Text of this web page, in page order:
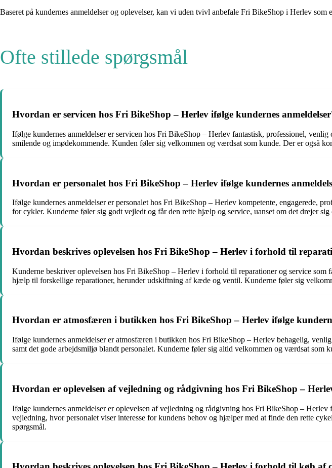
Baseret på kundernes anmeldelser og oplevelser, kan vi uden tvivl anbefale Fri BikeShop i Herlev
Ofte stillede spørgsmål
Hvordan er servicen hos Fri BikeShop – Herlev ifølge kundernes
Ifølge kundernes anmeldelser er servicen hos Fri BikeShop – Herlev fantastisk, professionel,
smilende og imødekommende. Kunden føler sig velkommen og værdsat som kunde. Der er også
Hvordan er personalet hos Fri BikeShop – Herlev ifølge kundernes
Ifølge kundernes anmeldelser er personalet hos Fri BikeShop – Herlev kompetente, engagerede,
for cykler. Kunderne føler sig godt vejledt og får den rette hjælp og service, uanset om det drejer
Hvordan beskrives oplevelsen hos Fri BikeShop – Herlev i forhold til
Kunderne beskriver oplevelsen hos Fri BikeShop – Herlev i forhold til reparationer og service
hjælp til forskellige reparationer, herunder udskiftning af kæde og ventil. Kunderne føler sig
Hvordan er atmosfæren i butikken hos Fri BikeShop – Herlev ifølge
Ifølge kundernes anmeldelser er atmosfæren i butikken hos Fri BikeShop – Herlev behagelig,
samt det gode arbejdsmiljø blandt personalet. Kunderne føler sig altid velkommen og værdsat
Hvordan er oplevelsen af vejledning og rådgivning hos Fri BikeShop –
Ifølge kundernes anmeldelser er oplevelsen af vejledning og rådgivning hos Fri BikeShop –
vejledning, hvor personalet viser interesse for kundens behov og hjælper med at finde den rette
spørgsmål.